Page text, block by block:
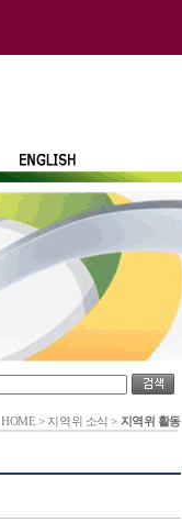
HOME > 지역위 소식 > 지역위 활동